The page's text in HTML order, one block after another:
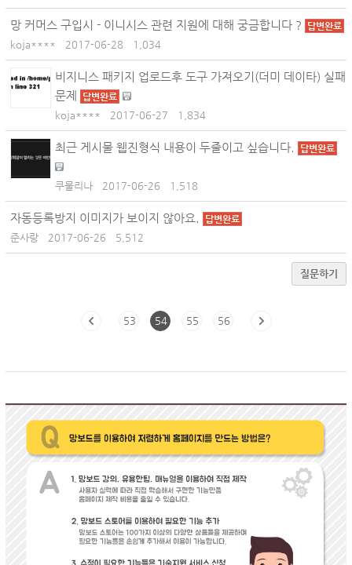
망 커머스 구입시 - 이니시스 관련 지원에 대해 궁금합니다 ? 답변완료
koja**** 2017-06-28 1,034
비지니스 패키지 업로드후 도구 가져오기(더미 데이타) 실패
문제
답변완료
koja**** 2017-06-27 1,834
최근 게시물 웹진형식 내용이 두줄이고 싶습니다. 답변완료
쿠물리나 2017-06-26 1,518
자동등록방지 이미지가 보이지 않아요. 답변완료
준사랑 2017-06-26 5,512
질문하기
53 54 55 56